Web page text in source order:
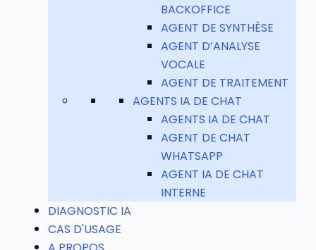
BACKOFFICE
AGENT DE SYNTHÈSE
AGENT D’ANALYSE
VOCALE
AGENT DE TRAITEMENT
AGENTS IA DE CHAT
AGENTS IA DE CHAT
AGENT DE CHAT
WHATSAPP
AGENT IA DE CHAT
INTERNE
DIAGNOSTIC IA
CAS D'USAGE